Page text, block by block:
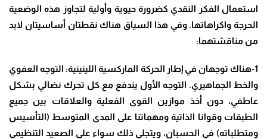
استعمال الفكر النقدي كضرورة حيوية وأولية لتجاوز هذه الوضعية
الحرجة واكراهاتها. وفي هذا السياق هناك نقطتان أساسيتان لابد
من مناقشتهما:
1- هناك توجهان في إطار الحركة الماركسية اللينينية: التوجه العفوي
والخط الجماهيري. التوجه الأول يندفع مع كل تحرك نضالي بشكل
عاطفي، دون أخذ موازين القوى الفعلية والعلاقات بين جميع
الطبقات وقوانا الذاتية ومهماتنا على المدى المتوسط (التأسيس
ومتطلباته) في الحسبان، ويتجلى ذلك سواء على الصعيد التنظيمي